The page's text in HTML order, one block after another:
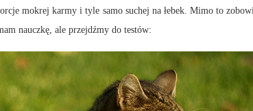
mokrej karmy i tyle samo suchej na łebek. Mimo to
nauczkę, ale przejdźmy do testów: